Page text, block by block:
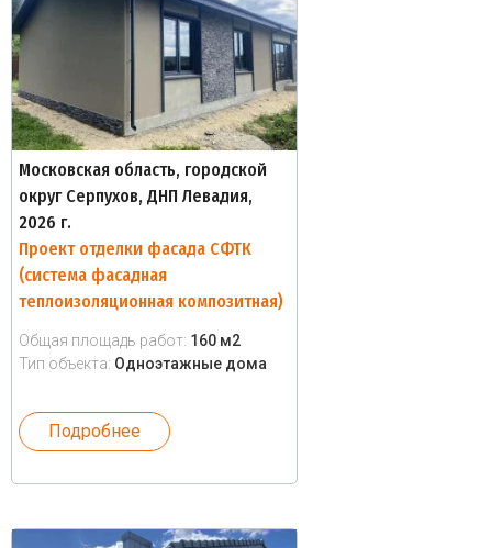
Московская область, городской
округ Серпухов, ДНП Левадия,
2026 г.
Проект отделки фасада СФТК
(система фасадная
теплоизоляционная композитная)
Общая площадь работ: 160 м2
Тип объекта: Одноэтажные дома
Подробнее